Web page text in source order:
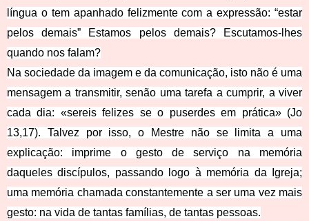
língua o tem apanhado felizmente com a expressão: “estar
pelos demais” Estamos pelos demais? Escutamos-lhes
quando nos falam?
Na sociedade da imagem e da comunicação, isto não é uma
mensagem a transmitir, senão uma tarefa a cumprir, a viver
cada dia: «sereis felizes se o puserdes em prática» (Jo
13,17). Talvez por isso, o Mestre não se limita a uma
explicação: imprime o gesto de serviço na memória
daqueles discípulos, passando logo à memória da Igreja;
uma memória chamada constantemente a ser uma vez mais
gesto: na vida de tantas famílias, de tantas pessoas.